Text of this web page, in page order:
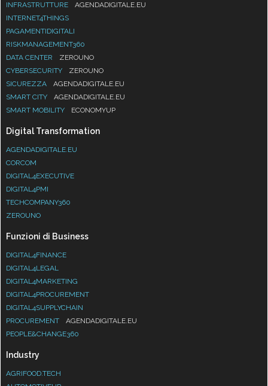
INFRASTRUTTURE
AGENDADIGITALE.EU
INTERNET4THINGS
PAGAMENTIDIGITALI
RISKMANAGEMENT360
DATA CENTER
ZEROUNO
CYBERSECURITY
ZEROUNO
SICUREZZA
AGENDADIGITALE.EU
SMART CITY
AGENDADIGITALE.EU
SMART MOBILITY
ECONOMYUP
Digital Transformation
AGENDADIGITALE.EU
CORCOM
DIGITAL4EXECUTIVE
DIGITAL4PMI
TECHCOMPANY360
ZEROUNO
Funzioni di Business
DIGITAL4FINANCE
DIGITAL4LEGAL
DIGITAL4MARKETING
DIGITAL4PROCUREMENT
DIGITAL4SUPPLYCHAIN
PROCUREMENT
AGENDADIGITALE.EU
PEOPLE&CHANGE360
Industry
AGRIFOOD.TECH